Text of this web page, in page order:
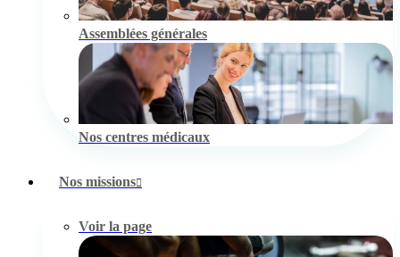
Assemblées générales
Nos centres médicaux
Nos missions
Voir la page